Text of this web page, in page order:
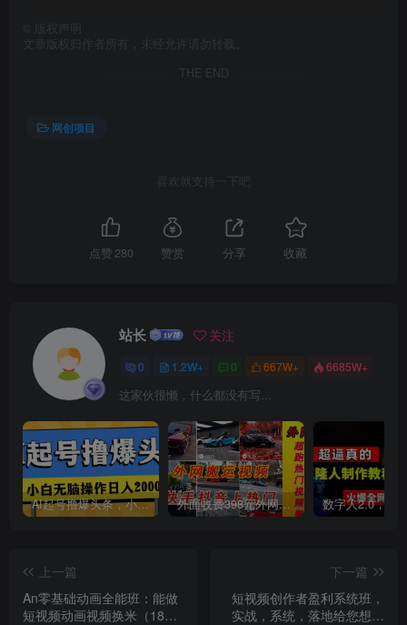
版权声明
文章版权归作者所有，未经允许请勿转载。
THE END
网创项目
喜欢就支持一下吧
点赞280 赞赏 分享 收藏
站长 关注
0 1.2W+ 0 667W+ 6685W+
这家伙很懒，什么都没有写...
AI起号撸爆头条，小白也能操作，日入2000+ 外面收费398元外网超跑豪车汽车视频搬运至快手抖音上热门项目
上一篇
An零基础动画全能班：能做
短视频动画视频换米（18节
下一篇
短视频创作者盈利系统班，
实战，系统，落地给您想要